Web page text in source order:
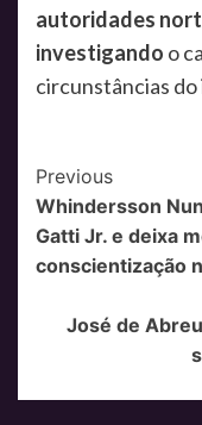
autoridades
investigando o
circunstâncias
Post
Previous
Whindersson
Gatti Jr. e deixa
conscientização
José de